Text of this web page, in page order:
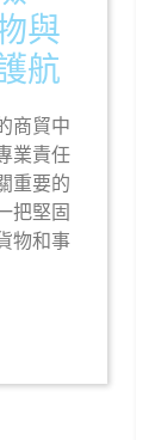
與
航
運
保
險
與
專
任
商貿中
業責任
重要的
把堅固
物和事